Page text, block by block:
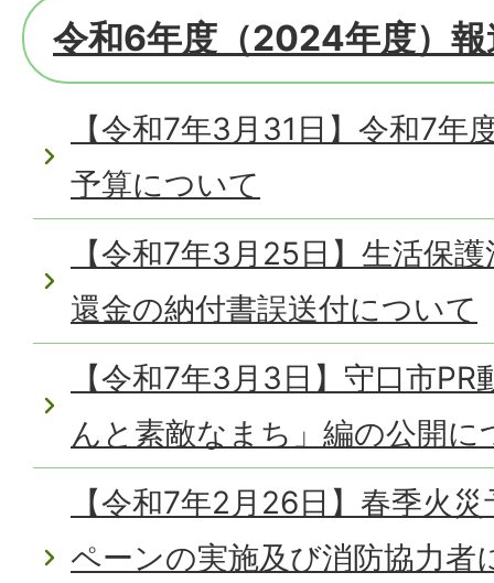
令和6年度（2024年度）報
【令和7年3月31日】令和7年
予算について
【令和7年3月25日】生活保
還金の納付書誤送付について
【令和7年3月3日】守口市
んと素敵なまち」編の公開に
【令和7年2月26日】春季火
ペーンの実施及び消防協力者